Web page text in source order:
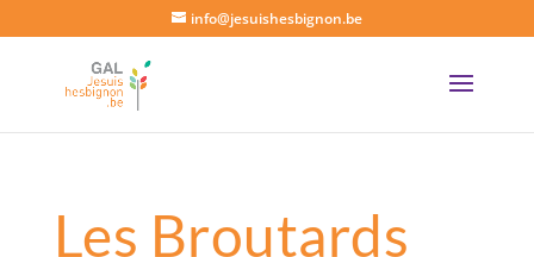
info@jesuishesbignon.be
Les Broutards